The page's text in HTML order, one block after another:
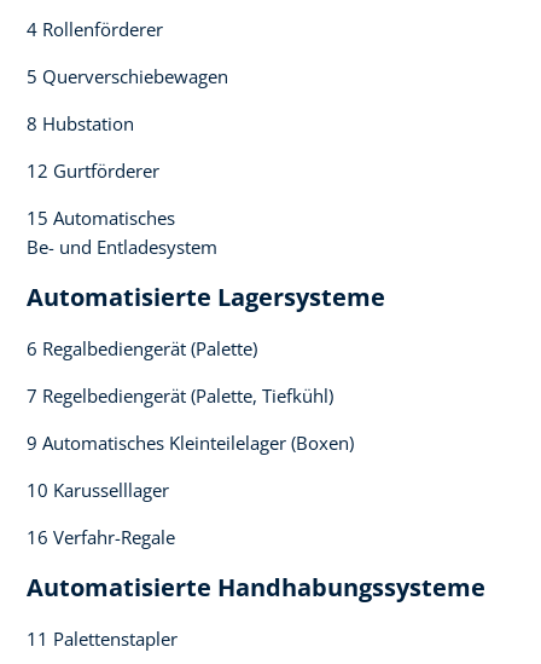
4 Rollenförderer​
5 Querverschiebewagen​
8 Hubstation​
12 Gurtförderer​
15 Automatisches ​
Be- und Entladesystem
Automatisierte Lagersysteme​
6 Regalbediengerät (Palette)​
7 Regelbediengerät (Palette, Tiefkühl)​
9 Automatisches Kleinteilelager (Boxen)​
10 Karusselllager​
16 Verfahr-Regale
Automatisierte Handhabungssysteme​
11 Palettenstapler​